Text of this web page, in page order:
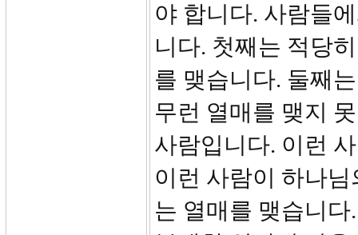
야 합니다. 사람들
니다. 첫째는 적당
를 맺습니다. 둘째
무런 열매를 맺지
사람입니다. 이런
이런 사람이 하나
는 열매를 맺습니